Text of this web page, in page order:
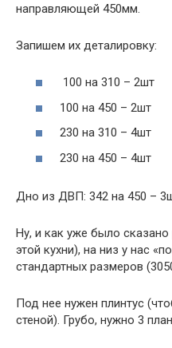
направляющей 450мм.
Запишем их деталировку:
100 на 310 – 2шт
100 на 450 – 2шт
230 на 310 – 4шт
230 на 450 – 4шт
Дно из ДВП: 342 на 450 –
Ну, и как уже было сказано
этой кухни), на низ у нас
стандартных размеров
Под нее нужен плинтус
стеной). Грубо, нужно 3